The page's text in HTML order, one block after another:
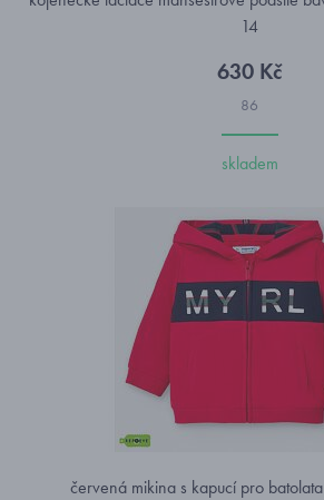
14
630 Kč
86
skladem
červená mikina s kapucí pro